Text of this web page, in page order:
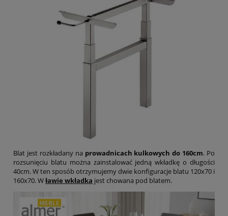
Blat jest rozkładany na prowadnicach kulkowych do 160cm. Po
rozsunięciu blatu można zainstalować jedną wkładkę o długości
40cm. W ten sposób otrzymujemy dwie konfiguracje blatu 120x70 i
160x70. Wławie wkładka jest chowana pod blatem.